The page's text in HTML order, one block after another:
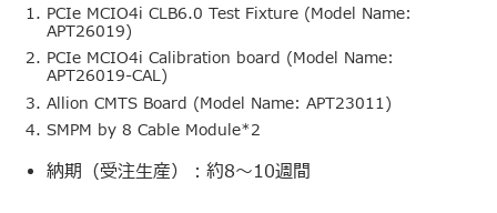
PCIe MCIO4i CLB6.0 Test Fixture (Model Name:
APT26019)
PCIe MCIO4i Calibration board (Model Name:
APT26019-CAL)
Allion CMTS Board (Model Name: APT23011)
SMPM by 8 Cable Module*2
納期（受注生産）：約8～10週間